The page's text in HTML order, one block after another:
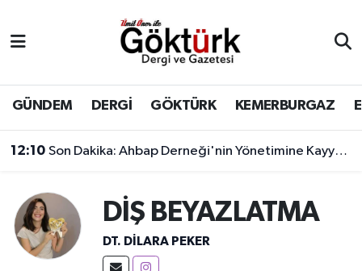
GÜNDEM DERGİ GÖKTÜRK KEMERBURGAZ
12:10 Son Dakika: Ahbap Derneği'nin Yönetimine Kayyum Atandı
DİŞ BEYAZLATMA
DT. DILARA PEKER
BİLİM
DERGİ
EĞİTİM
EKONOMİ
Eyüpsultan Hava Durumu
Eyüpsultan Trafik Yoğunluk Haritası
Süper Lig Puan Durumu ve Fikstür
Son Dakika Haberleri
Haber Arşivi